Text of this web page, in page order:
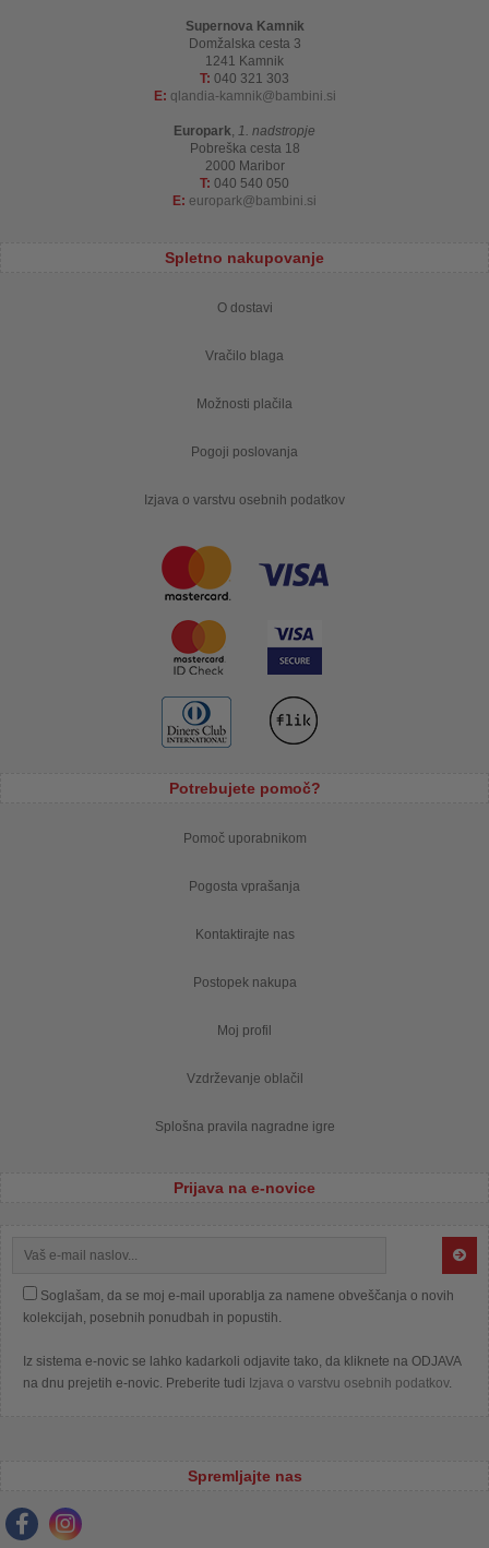
Supernova Kamnik
Domžalska cesta 3
1241 Kamnik
T: 040 321 303
E: qlandia-kamnik bambini.si
Europark, 1. nadstropje
Pobreška cesta 18
2000 Maribor
T: 040 540 050
E: europark bambini.si
Spletno nakupovanje
O dostavi
Vračilo blaga
Možnosti plačila
Pogoji poslovanja
Izjava o varstvu osebnih podatkov
Potrebujete pomoč?
Pomoč uporabnikom
Pogosta vprašanja
Kontaktirajte nas
Postopek nakupa
Moj profil
Vzdrževanje oblačil
Splošna pravila nagradne igre
Prijava na e-novice
Soglašam, da se moj e-mail uporablja za namene obveščanja o novih
kolekcijah, posebnih ponudbah in popustih.
Iz sistema e-novic se lahko kadarkoli odjavite tako, da kliknete na ODJAVA
na dnu prejetih e-novic. Preberite tudi Izjava o varstvu osebnih podatkov.
Spremljajte nas